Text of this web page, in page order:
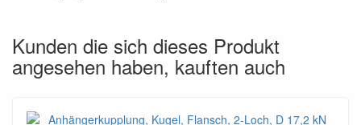
Kunden die sich dieses Produkt
angesehen haben, kauften auch